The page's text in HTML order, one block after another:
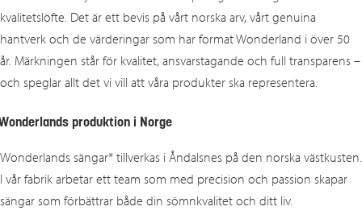
kvalitetslöfte. Det är ett bevis på vårt norska arv, vårt genuina
hantverk och de värderingar som har format Wonderland i över 50
år. Märkningen står för kvalitet, ansvarstagande och full transparens –
och speglar allt det vi vill att våra produkter ska representera.
produktion i Norge
Wonderlands sängar* tillverkas i Åndalsnes på den norska västkusten.
I vår fabrik arbetar ett team som med precision och passion skapar
sängar som förbättrar både din sömnkvalitet och ditt liv.